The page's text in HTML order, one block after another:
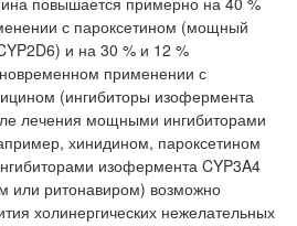
с пароксетином (мощный
и на 30 % и 12 %
применении с
(ингибиторы изофермента
лечения мощными ингибиторами
хинидином, пароксетином
изофермента CYP3A4
или ритонавиром) возможно
холинергических нежелательных